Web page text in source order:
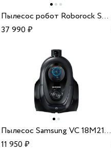
Пылесос робот Roborock S7 white
37 990₽
Пылесос Samsung VC 18M21D0VG
11 950₽